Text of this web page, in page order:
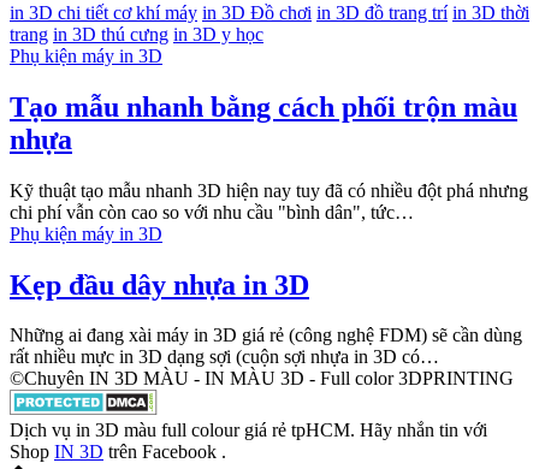
in 3D chi tiết cơ khí máy in 3D Đồ chơi in 3D đồ trang trí in 3D thời
trang in 3D thú cưng in 3D y học
Phụ kiện máy in 3D
Tạo mẫu nhanh bằng cách phối trộn màu
nhựa
Kỹ thuật tạo mẫu nhanh 3D hiện nay tuy đã có nhiều đột phá nhưng
chi phí vẫn còn cao so với nhu cầu "bình dân", tức…
Phụ kiện máy in 3D
Kẹp đầu dây nhựa in 3D
Những ai đang xài máy in 3D giá rẻ (công nghệ FDM) sẽ cần dùng
rất nhiều mực in 3D dạng sợi (cuộn sợi nhựa in 3D có…
©Chuyên IN 3D MÀU - IN MÀU 3D - Full color 3DPRINTING
Dịch vụ in 3D màu full colour giá rẻ tpHCM. Hãy nhắn tin với
Shop IN 3D trên Facebook .